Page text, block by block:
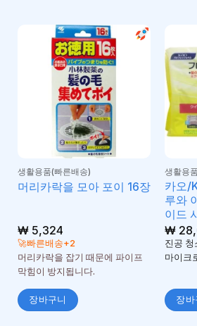
생활용품(빠른배송)
머리카락을 모아 포이 16장
₩5,324
🚀빠른배송+2
머리카락을 잡기 때문에 파이프
막힘이 방지됩니다.
장바구니
생활용품
카오/
루와
이드
₩
진공 청
마이크
장바